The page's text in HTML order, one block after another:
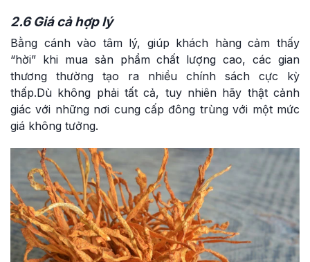
2.6 Giá cả hợp lý
Bằng cánh vào tâm lý, giúp khách hàng cảm thấy
“hời” khi mua sản phẩm chất lượng cao, các gian
thương thường tạo ra nhiều chính sách cực kỳ
thấp.Dù không phải tất cả, tuy nhiên hãy thật cảnh
giác với những nơi cung cấp đông trùng với một mức
giá không tưởng.